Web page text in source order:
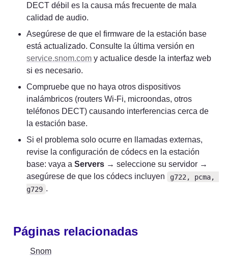
DECT débil es la causa más frecuente de mala
calidad de audio.
Asegúrese de que el firmware de la estación base
service.snom.com y actualice desde la interfaz web
si es necesario.
Compruebe que no haya otros dispositivos
inalámbricos (routers Wi-Fi, microondas, otros
teléfonos DECT) causando interferencias cerca de
la estación base.
Si el problema solo ocurre en llamadas externas,
revise la configuración de códecs en la estación
base: vaya a Servers → seleccione su servidor →
asegúrese de que los códecs incluyen
g722, pcma,
g729 .
Páginas relacionadas
Snom